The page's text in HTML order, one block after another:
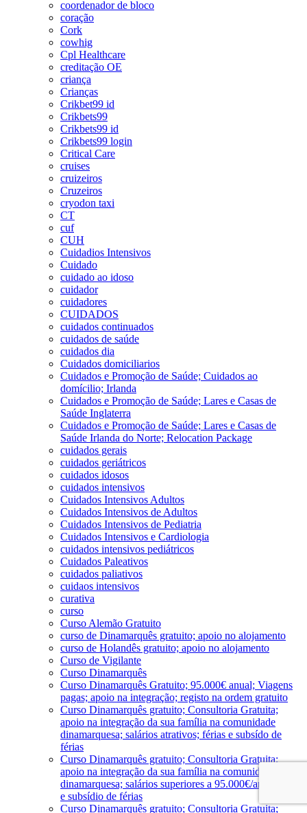
coordenador de bloco
coração
Cork
cowhig
Cpl Healthcare
creditação OE
criança
Crianças
Crikbet99 id
Crikbets99
Crikbets99 id
Crikbets99 login
Critical Care
cruises
cruizeiros
Cruzeiros
cryodon taxi
CT
cuf
CUH
Cuidadios Intensivos
Cuidado
cuidado ao idoso
cuidador
cuidadores
CUIDADOS
cuidados continuados
cuidados de saúde
cuidados dia
Cuidados domiciliarios
Cuidados e Promoção de Saúde; Cuidados ao
domícilio; Irlanda
Cuidados e Promoção de Saúde; Lares e Casas de
Saúde Inglaterra
Cuidados e Promoção de Saúde; Lares e Casas de
Saúde Irlanda do Norte; Relocation Package
cuidados gerais
cuidados geriátricos
cuidados idosos
cuidados intensivos
Cuidados Intensivos Adultos
Cuidados Intensivos de Adultos
Cuidados Intensivos de Pediatria
Cuidados Intensivos e Cardiologia
cuidados intensivos pediátricos
Cuidados Paleativos
cuidados paliativos
cuidaos intensivos
curativa
curso
Curso Alemão Gratuito
curso de Dinamarquês gratuito; apoio no alojamento
curso de Holandês gratuito; apoio no alojamento
Curso de Vigilante
Curso Dinamarquês
Curso Dinamarquês Gratuito; 95.000€ anual; Viagens
pagas; apoio na integração; registo na ordem gratuito
Curso Dinamarquês gratuito; Consultoria Gratuita;
apoio na integração da sua família na comunidade
dinamarquesa; salários atrativos; férias e subsído de
férias
Curso Dinamarquês gratuito; Consultoria Gratuita;
apoio na integração da sua família na comunidade
dinamarquesa; salários superiores a 95.000€/ano; férias
e subsídio de férias
Curso Dinamarquês gratuito; Consultoria Gratuita;